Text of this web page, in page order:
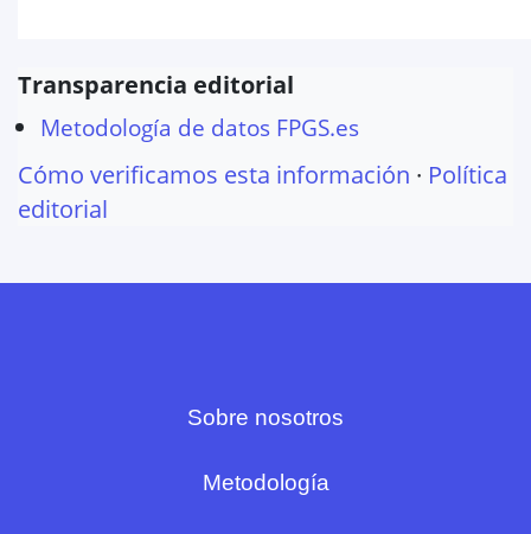
Transparencia editorial
Metodología de datos FPGS.es
Cómo verificamos esta información · Política
editorial
Sobre nosotros
Metodología